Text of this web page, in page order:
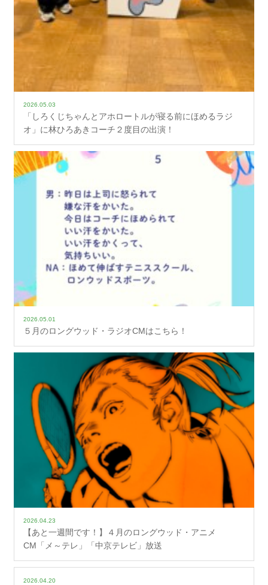
2026.05.03
「しろくじちゃんとアホロートルが寝る前にほめるラジ
オ」に林ひろあきコーチ２度目の出演！
2026.05.01
５月のロングウッド・ラジオCMはこちら！
2026.04.23
【あと一週間です！】４月のロングウッド・アニメ
CM「メ～テレ」「中京テレビ」放送
2026.04.20